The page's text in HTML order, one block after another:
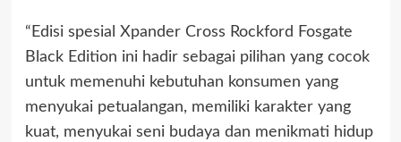
“Edisi spesial Xpander Cross Rockford Fosgate
Black Edition ini hadir sebagai pilihan yang cocok
untuk memenuhi kebutuhan konsumen yang
menyukai petualangan, memiliki karakter yang
kuat, menyukai seni budaya dan menikmati hidup